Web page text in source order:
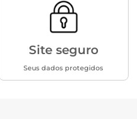
Site seguro
Seus dados protegidos